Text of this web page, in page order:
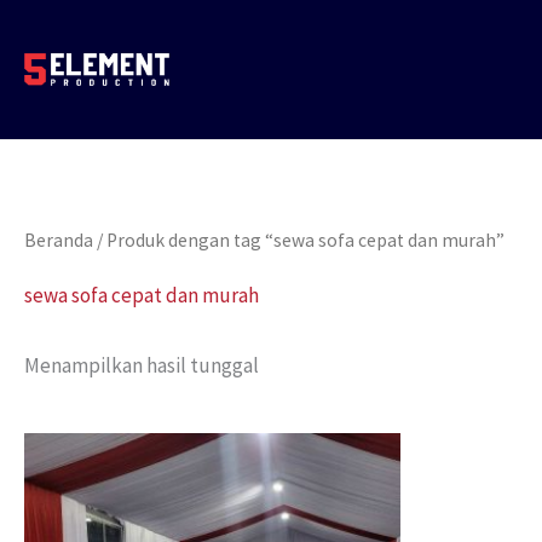
konten
Beranda / Produk dengan tag “sewa sofa cepat dan murah”
sewa sofa cepat dan murah
Menampilkan hasil tunggal